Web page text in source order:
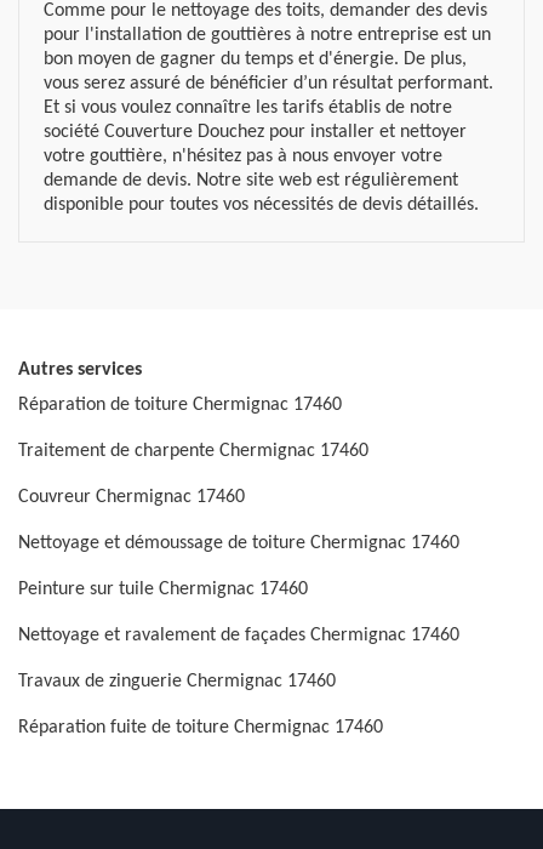
Comme pour le nettoyage des toits, demander des devis
pour l'installation de gouttières à notre entreprise est un
bon moyen de gagner du temps et d'énergie. De plus,
vous serez assuré de bénéficier d’un résultat performant.
Et si vous voulez connaître les tarifs établis de notre
société Couverture Douchez pour installer et nettoyer
votre gouttière, n'hésitez pas à nous envoyer votre
demande de devis. Notre site web est régulièrement
disponible pour toutes vos nécessités de devis détaillés.
Autres services
Réparation de toiture Chermignac 17460
Traitement de charpente Chermignac 17460
Couvreur Chermignac 17460
Nettoyage et démoussage de toiture Chermignac 17460
Peinture sur tuile Chermignac 17460
Nettoyage et ravalement de façades Chermignac 17460
Travaux de zinguerie Chermignac 17460
Réparation fuite de toiture Chermignac 17460